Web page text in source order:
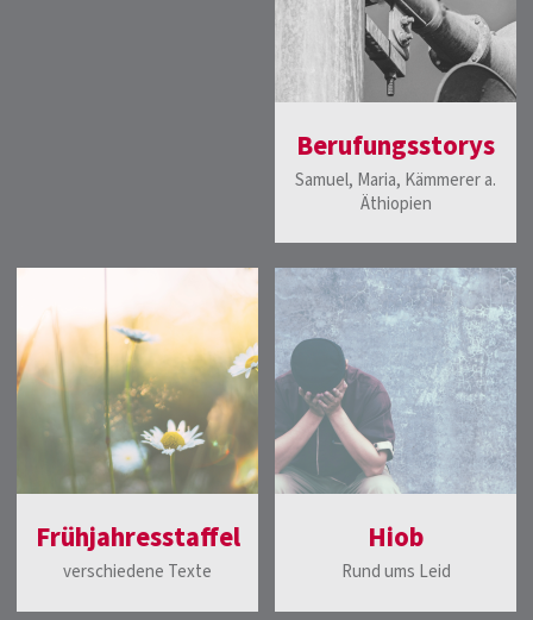
Berufungsstorys
Samuel, Maria, Kämmerer a.
Äthiopien
Frühjahresstaffel
verschiedene Texte
Hiob
Rund ums Leid